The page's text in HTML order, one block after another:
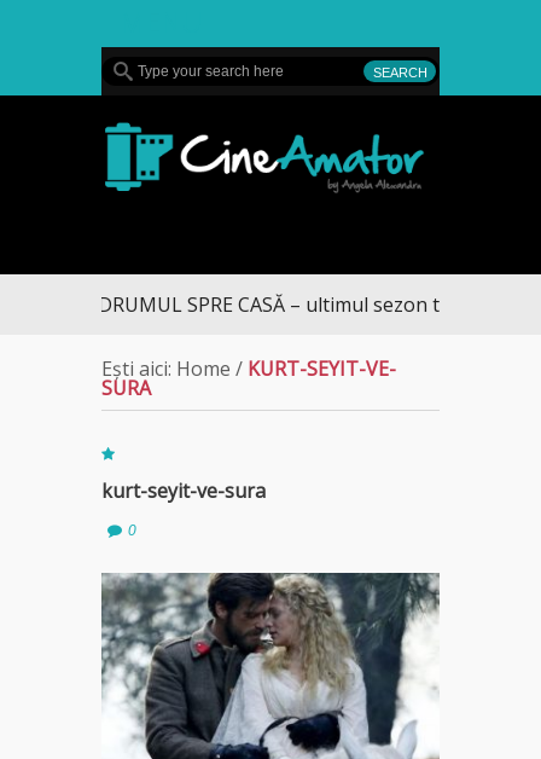
DRUMUL SPRE CASĂ – ultimul sezon te aduce la
Ești aici: Home / KURT-SEYIT-VE-
SURA
kurt-seyit-ve-sura
0